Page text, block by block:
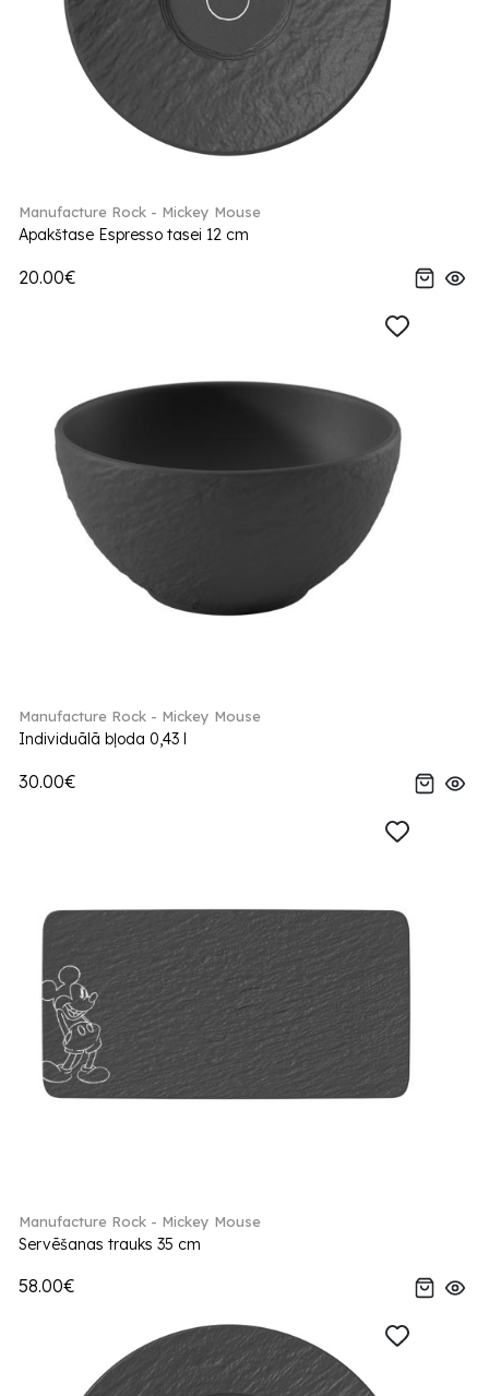
Manufacture Rock - Mickey Mouse
Apakštase Espresso tasei 12 cm
20.00€
Manufacture Rock - Mickey Mouse
Individuālā bļoda 0,43 l
30.00€
Manufacture Rock - Mickey Mouse
Servēšanas trauks 35 cm
58.00€